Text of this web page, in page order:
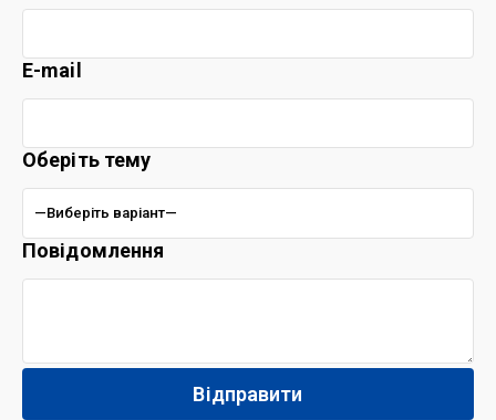
E-mail
Оберіть тему
Повідомлення